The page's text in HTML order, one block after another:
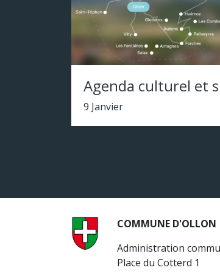
Agenda culturel et
9 Janvier
COMMUNE D'OLLON
Administration
Place du Cotterd 1